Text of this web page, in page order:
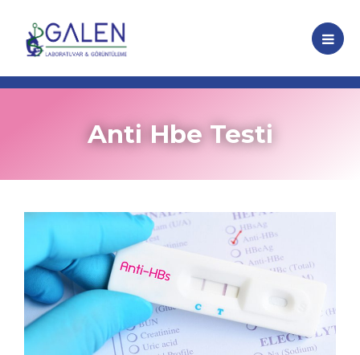
Anti Hbe Testi